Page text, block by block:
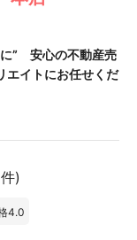
” 安心の不動産売
エイトにお任せくだ
)
4.0